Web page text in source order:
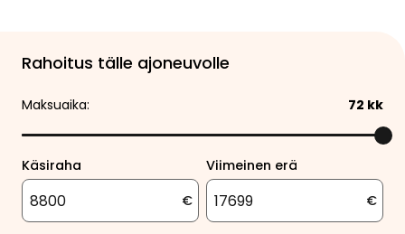
Rahoitus tälle ajoneuvolle
Maksuaika: 72 kk
Käsiraha
€
Viimeinen erä
€